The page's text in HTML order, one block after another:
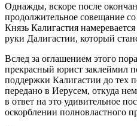
Однажды, вскоре после
продолжительное совещание
Князь Калигастия
руки Далигастии, который
Вслед за оглашением этого
прекрасный юрист заклеймил
поддержки Калигастии до тех
передано в Иерусем, откуда
в ответ на это удивительное
оскорблении полновластного